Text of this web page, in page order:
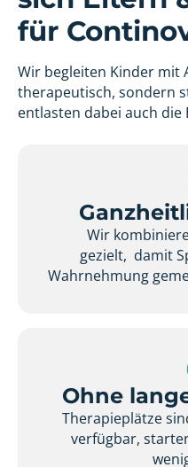
für
Wir begleiten Kinder mit
therapeutisch, sondern
entlasten dabei auch die
Wir
gezielt, damit
Wahrnehmung
Ohne
Therapieplätze
verfügbar,